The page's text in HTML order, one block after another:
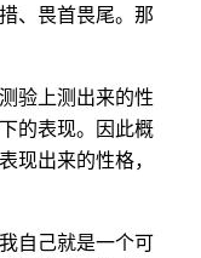
、畏首畏尾。那
验上测出来的性
的表现。因此概
现出来的性格，
自己就是一个可